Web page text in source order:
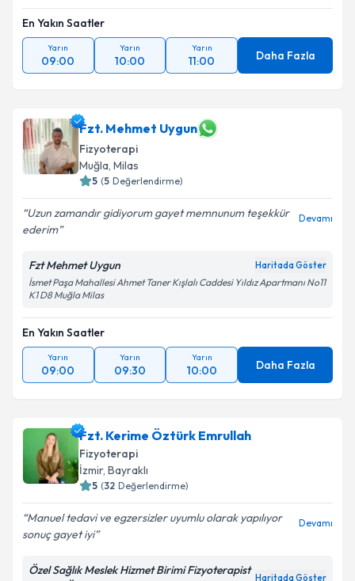
En Yakın Saatler
Yarın
09:00
Yarın
10:00
Yarın
11:00 Daha Fazla
Fzt. Mehmet Uygun
Fizyoterapi
Muğla, Milas
5 (5 Değerlendirme)
Uzun zamandır gidiyorum gayet memnunum teşekkür
ederim
Devamı
Fzt Mehmet Uygun Haritada Göster
İsmet Paşa Mahallesi Ahmet Taner Kışlalı Caddesi Yıldız Apartmanı No11
K1 D8 Muğla Milas
En Yakın Saatler
Yarın
09:00
Yarın
09:30
Yarın
10:00 Daha Fazla
Fzt. Kerime Öztürk Emrullah
Fizyoterapi
İzmir, Bayraklı
5 (32 Değerlendirme)
Manuel tedavi ve egzersizler uyumlu olarak yapılıyor
sonuç gayet iyi
Devamı
Özel Sağlık Meslek Hizmet Birimi Fizyoterapist
Haritada Göster